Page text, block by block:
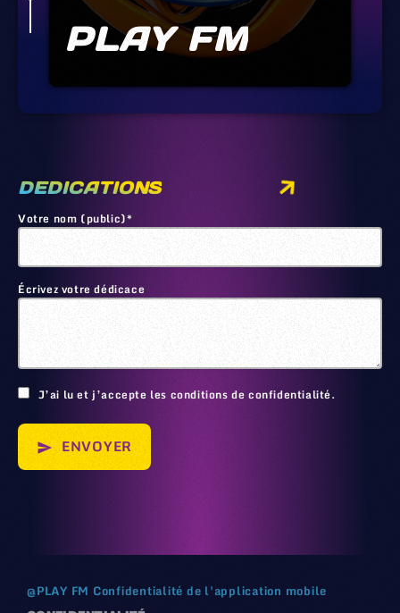
PLAY FM
DEDICATIONS
Votre nom (public)*
Écrivez votre dédicace
J’ai lu et j’accepte les conditions de confidentialité.
send ENVOYER
@PLAY FM Confidentialité de l'application mobile